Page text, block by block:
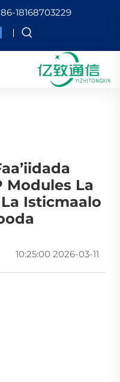
18168703229
Modules La
Isticmaalo
2026-03-11 10:25:00